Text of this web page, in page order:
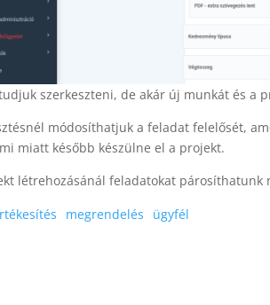
szerkeszteni, de akár új munkát és a
módosíthatjuk a feladat felelősét,
miatt később készülne el a projekt.
létrehozásánál feladatokat párosíthatunk
megrendelés ügyfél